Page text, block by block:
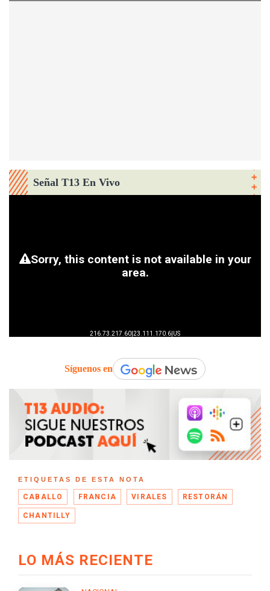
Señal T13 En Vivo
Síguenos en
ETIQUETAS DE ESTA NOTA
CABALLO FRANCIA VIRALES RESTORÁN
CHANTILLY
LO MÁS RECIENTE